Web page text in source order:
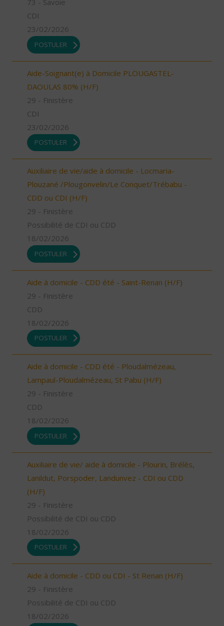
73 - Savoie
CDI
23/02/2026
POSTULER
Aide-Soignant(e) à Domicile PLOUGASTEL-
DAOULAS 80% (H/F)
29 - Finistère
CDI
23/02/2026
POSTULER
Auxiliaire de vie/aide à domicile - Locmaria-
Plouzané /Plougonvelin/Le Conquet/Trébabu -
CDD ou CDI (H/F)
29 - Finistère
Possibilité de CDI ou CDD
18/02/2026
POSTULER
Aide à domicile - CDD été - Saint-Renan (H/F)
29 - Finistère
CDD
18/02/2026
POSTULER
Aide à domicile - CDD été - Ploudalmézeau,
Lampaul-Ploudalmézeau, St Pabu (H/F)
29 - Finistère
CDD
18/02/2026
POSTULER
Auxiliaire de vie/ aide à domicile - Plourin, Brélès,
Lanildut, Porspoder, Landunvez - CDI ou CDD
(H/F)
29 - Finistère
Possibilité de CDI ou CDD
18/02/2026
POSTULER
Aide à domicile - CDD ou CDI - St Renan (H/F)
29 - Finistère
Possibilité de CDI ou CDD
18/02/2026